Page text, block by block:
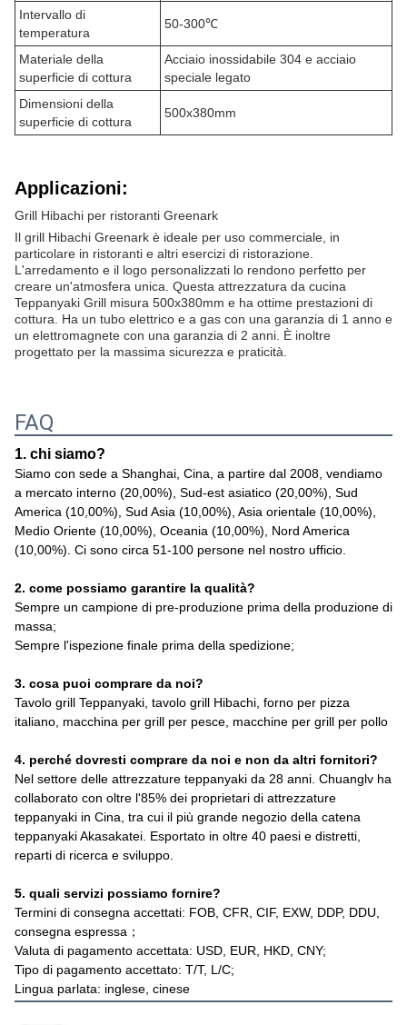
Intervallo di
temperatura
50-300℃
Materiale della
superficie di cottura
Acciaio inossidabile 304 e acciaio
speciale legato
Dimensioni della
superficie di cottura
500x380mm
Applicazioni:
Grill Hibachi per ristoranti Greenark
Il grill Hibachi Greenark è ideale per uso commerciale, in
particolare in ristoranti e altri esercizi di ristorazione.
L'arredamento e il logo personalizzati lo rendono perfetto per
creare un'atmosfera unica. Questa attrezzatura da cucina
Teppanyaki Grill misura 500x380mm e ha ottime prestazioni di
cottura. Ha un tubo elettrico e a gas con una garanzia di 1 anno e
un elettromagnete con una garanzia di 2 anni. È inoltre
progettato per la massima sicurezza e praticità.
FAQ
1. chi siamo?
Siamo con sede a Shanghai, Cina, a partire dal 2008, vendiamo
a mercato interno (20,00%), Sud-est asiatico (20,00%), Sud
America (10,00%), Sud Asia (10,00%), Asia orientale (10,00%),
Medio Oriente (10,00%), Oceania (10,00%), Nord America
(10,00%). Ci sono circa 51-100 persone nel nostro ufficio.
2. come possiamo garantire la qualità?
Sempre un campione di pre-produzione prima della produzione di
massa;
Sempre l'ispezione finale prima della spedizione;
3. cosa puoi comprare da noi?
Tavolo grill Teppanyaki, tavolo grill Hibachi, forno per pizza
italiano, macchina per grill per pesce, macchine per grill per pollo
4. perché dovresti comprare da noi e non da altri fornitori?
Nel settore delle attrezzature teppanyaki da 28 anni. Chuanglv ha
collaborato con oltre l'85% dei proprietari di attrezzature
teppanyaki in Cina, tra cui il più grande negozio della catena
teppanyaki Akasakatei. Esportato in oltre 40 paesi e distretti,
reparti di ricerca e sviluppo.
5. quali servizi possiamo fornire?
Termini di consegna accettati: FOB, CFR, CIF, EXW, DDP, DDU,
consegna espressa；
Valuta di pagamento accettata: USD, EUR, HKD, CNY;
Tipo di pagamento accettato: T/T, L/C;
Lingua parlata: inglese, cinese